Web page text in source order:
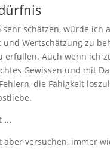
schätzen, würde
Wertschätzung zu
Auch wenn ich
Gewissen und mit
die Fähigkeit
…
versuchen, immer